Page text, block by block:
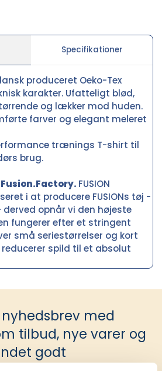
Specifikationer
produceret Oeko-Tex
karakter. Ufatteligt blød,
og lækker mod huden.
farver og elegant meleret
trænings T-shirt til
brug.
Fusion.Factory. FUSION
i at producere FUSIONs tøj -
derved opnår vi den højeste
fungerer efter et stringent
små seriestørrelser og kort
spild til et absolut
nyhedsbrev med
tilbud, nye varer og
godt